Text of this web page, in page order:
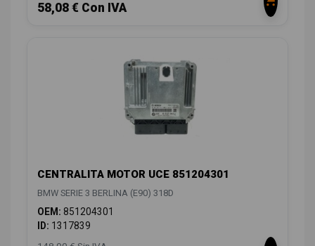
58,08 € Con IVA
CENTRALITA MOTOR UCE 851204301
BMW SERIE 3 BERLINA (E90) 318D
OEM: 851204301
ID: 1317839